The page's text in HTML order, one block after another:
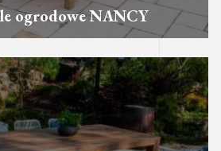
ogrodowe NANCY